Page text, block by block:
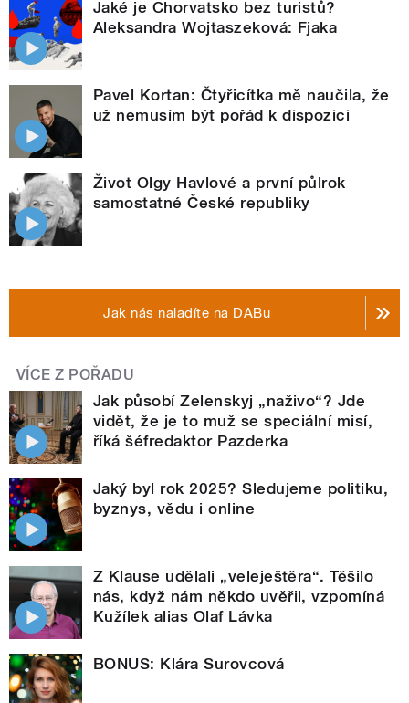
Jaké je Chorvatsko bez turistů?
Aleksandra Wojtaszeková: Fjaka
Pavel Kortan: Čtyřicítka mě naučila, že
už nemusím být pořád k dispozici
Život Olgy Havlové a první půlrok
samostatné České republiky
Jak nás naladíte na DABu
VÍCE Z POŘADU
Jak působí Zelenskyj „naživo“? Jde
vidět, že je to muž se speciální misí,
říká šéfredaktor Pazderka
Jaký byl rok 2025? Sledujeme politiku,
byznys, vědu i online
Z Klause udělali „veleještěra“. Těšilo
nás, když nám někdo uvěřil, vzpomíná
Kužílek alias Olaf Lávka
BONUS: Klára Surovcová